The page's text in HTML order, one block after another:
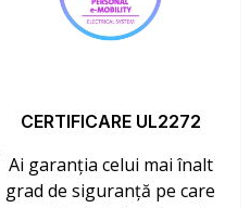
CERTIFICARE UL2272
Ai garanția celui mai înalt
grad de siguranță pe care